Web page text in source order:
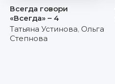
Всегда говори
«Всегда» – 4
Татьяна Устинова, Ольга
Степнова